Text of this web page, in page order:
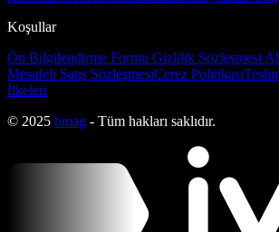
Koşullar
Ön Bilgilendirme Formu Gizlilik Sözleşmesi
Mesafeli Satış SözleşmesiÇerez Politikası
İlkeleri
© 2025 bmag - Tüm hakları saklıdır.